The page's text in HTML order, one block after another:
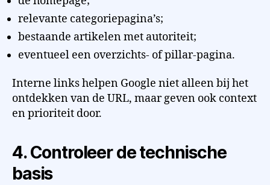
relevante categoriepagina’s;
bestaande artikelen met autoriteit;
eventueel een overzichts- of pillar-pagina.
Interne links helpen Google niet alleen bij het
ontdekken van de URL, maar geven ook context
en prioriteit door.
4. Controleer de technische
basis